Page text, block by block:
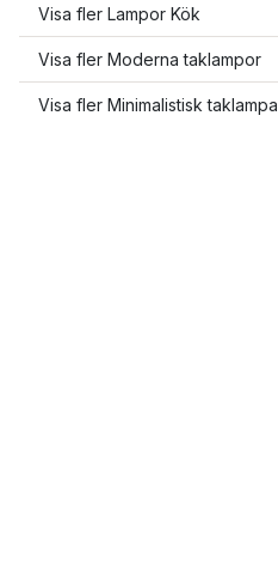
Visa fler Lampor Kök
Visa fler Moderna taklampor
Visa fler Minimalistisk taklampa